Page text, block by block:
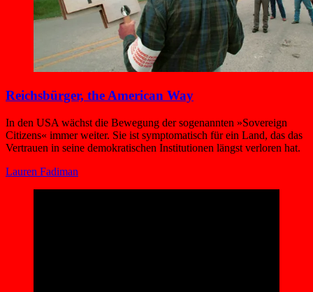
Reichsbürger, the American Way
In den USA wächst die Bewegung der sogenannten »Sovereign
Citizens« immer weiter. Sie ist symptomatisch für ein Land, das das
Vertrauen in seine demokratischen Institutionen längst verloren hat.
Lauren Fadiman